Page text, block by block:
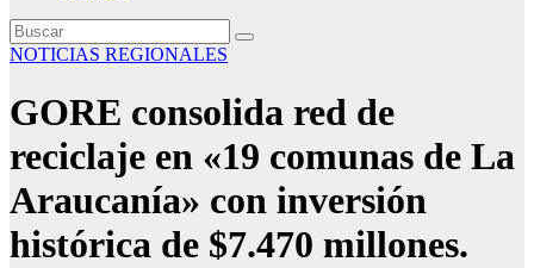
NOTICIAS REGIONALES
GORE consolida red de
reciclaje en «19 comunas de La
Araucanía» con inversión
histórica de $7.470 millones.